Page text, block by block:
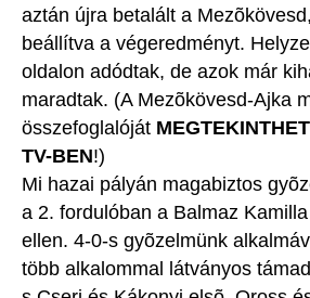
aztán újra betalált a
beállítva a végeredményt.
oldalon adódtak, de azok már
maradtak. (A Mezõkövesd-Ajka
összefoglalóját
TV-BEN!)
Mi hazai pályán magabiztos
a 2. fordulóban a Balmaz
ellen. 4-0-s gyõzelmünk
több alkalommal látványos